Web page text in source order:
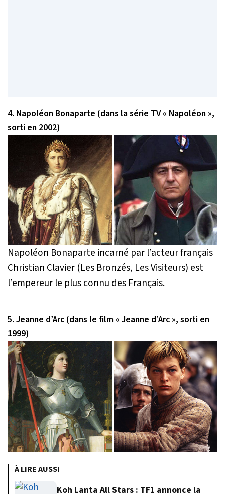
4. Napoléon Bonaparte (dans la série TV « Napoléon »,
sorti en 2002)
Napoléon Bonaparte incarné par l’acteur français
Christian Clavier (Les Bronzés, Les Visiteurs) est
l’empereur le plus connu des Français.
5. Jeanne d’Arc (dans le film « Jeanne d’Arc », sorti en
1999)
À LIRE AUSSI
Koh Lanta All Stars : TF1 annonce la